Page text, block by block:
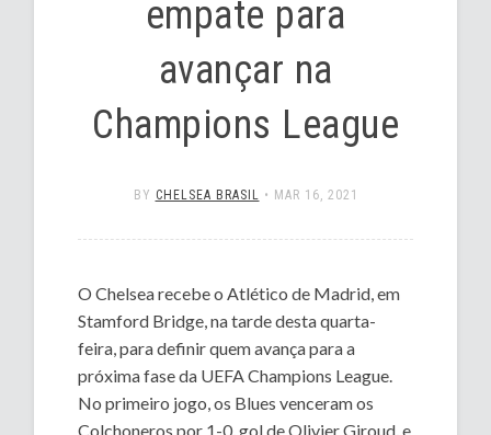
empate para
avançar na
Champions League
BY CHELSEA BRASIL • MAR 16, 2021
O Chelsea recebe o Atlético de Madrid, em
Stamford Bridge, na tarde desta quarta-
feira, para definir quem avança para a
próxima fase da UEFA Champions League.
No primeiro jogo, os Blues venceram os
Colchoneros por 1-0, gol de Olivier Giroud, e